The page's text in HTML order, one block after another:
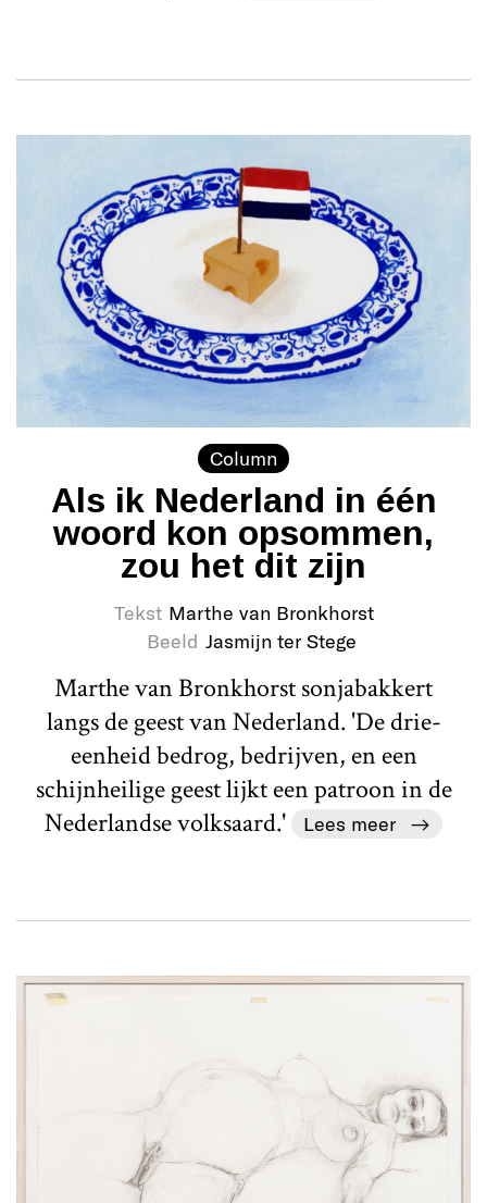
Column
Als ik Nederland in één
woord kon opsommen,
zou het dit zijn
Tekst Marthe van Bronkhorst
Beeld Jasmijn ter Stege
Marthe van Bronkhorst sonjabakkert
langs de geest van Nederland. 'De drie-
eenheid bedrog, bedrijven, en een
schijnheilige geest lijkt een patroon in de
Nederlandse volksaard.'
Lees meer